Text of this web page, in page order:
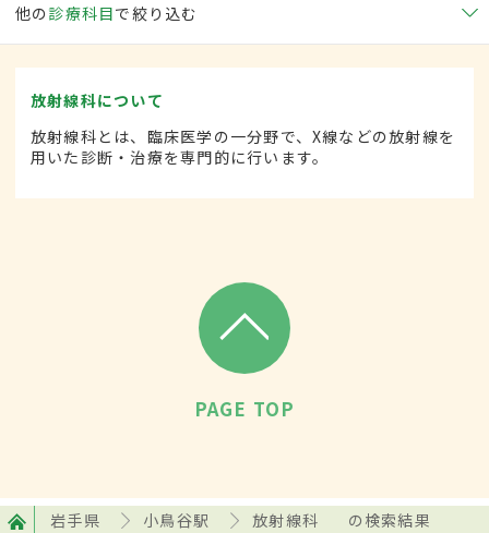
他の 診療科目で絞り込む
放射線科について
放射線科とは、臨床医学の一分野で、X線などの放射線を
用いた診断・治療を専門的に行います。
PAGE TOP
岩手県 小鳥谷駅 放射線科 の検索結果